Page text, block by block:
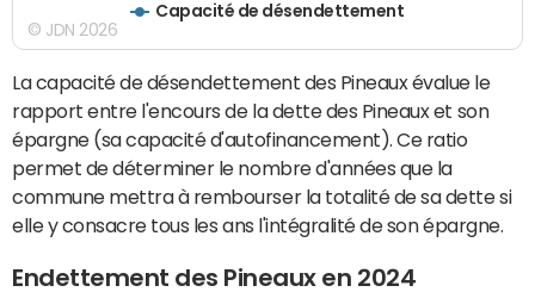
Capacité de désendettement
© JDN 2026
La capacité de désendettement des Pineaux évalue le
rapport entre l'encours de la dette des Pineaux et son
épargne (sa capacité d'autofinancement). Ce ratio
permet de déterminer le nombre d'années que la
commune mettra à rembourser la totalité de sa dette si
elle y consacre tous les ans l'intégralité de son épargne.
Endettement des Pineaux en 2024